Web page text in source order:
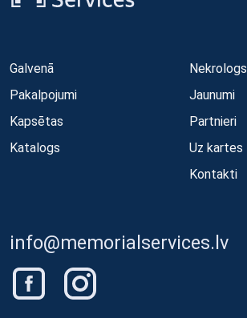
Galvenā
Pakalpojumi
Kapsētas
Katalogs
Nekrologs
Jaunumi
Partnieri
Uz kartes
Kontakti
info@memorialservices.lv